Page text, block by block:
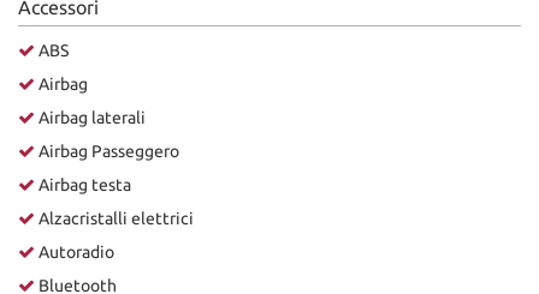
Accessori
ABS
Airbag
Airbag laterali
Airbag Passeggero
Airbag testa
Alzacristalli elettrici
Autoradio
Bluetooth